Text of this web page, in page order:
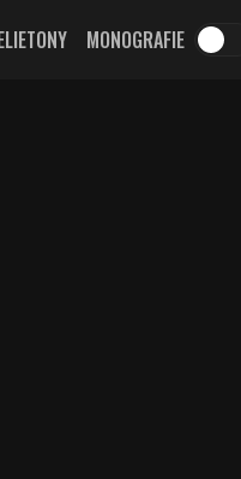
MONOGRAFIE